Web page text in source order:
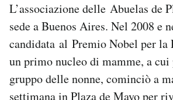
L’associazione delle Abuelas de
sede a Buenos Aires. Nel 2008 e
candidata al Premio Nobel per la
un primo nucleo di mamme, a
gruppo delle nonne, cominciò a
settimana in Plaza de Mayo per